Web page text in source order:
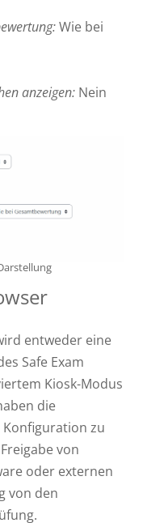
Wie bei
anzeigen:Nein
entweder eine
Safe Exam
Kiosk-Modus
die
Konfiguration zu
von
oder externen
von den